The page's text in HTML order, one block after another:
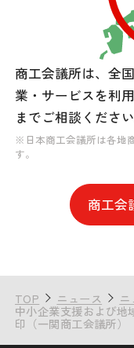
商工会議所は、全
業・サービスを利
までご相談ください
※日本商工会議所は各地
す。
商工会
TOP ニュース ニ
中小企業支援および地
印（一関商工会議所）